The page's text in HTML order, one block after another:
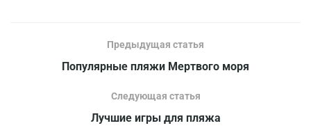
Предыдущая статья
Популярные пляжи Мертвого моря
Следующая статья
Лучшие игры для пляжа